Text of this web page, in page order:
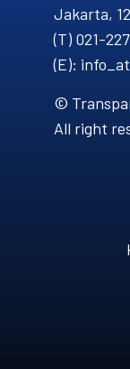
Jakarta,
(T) 021-
(E):
©
All right